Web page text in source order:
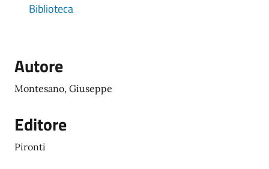
Biblioteca
Autore
Montesano, Giuseppe
Editore
Pironti